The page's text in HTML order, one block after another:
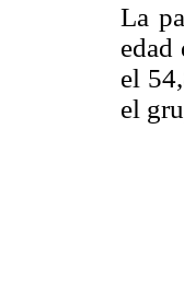
La
edad
el
el